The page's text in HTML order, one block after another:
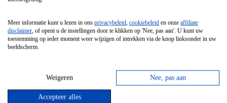
Vrijstaande Magnetron
Vrijstaande Kookplaat
Inbouw Gaskookplaat
Inbouw Keramische Kookplaat
Meer informatie kunt u lezen in ons privacybeleid, cookiebeleid en onze affiliate
disclaimer, of opent u de instellingen door te klikken op 'Nee, pas aan'. U kunt uw
toestemming op ieder moment weer wijzigen of intrekken via de knop linksonder in uw
beeldscherm.
Weigeren Nee, pas aan
Accepteer alles